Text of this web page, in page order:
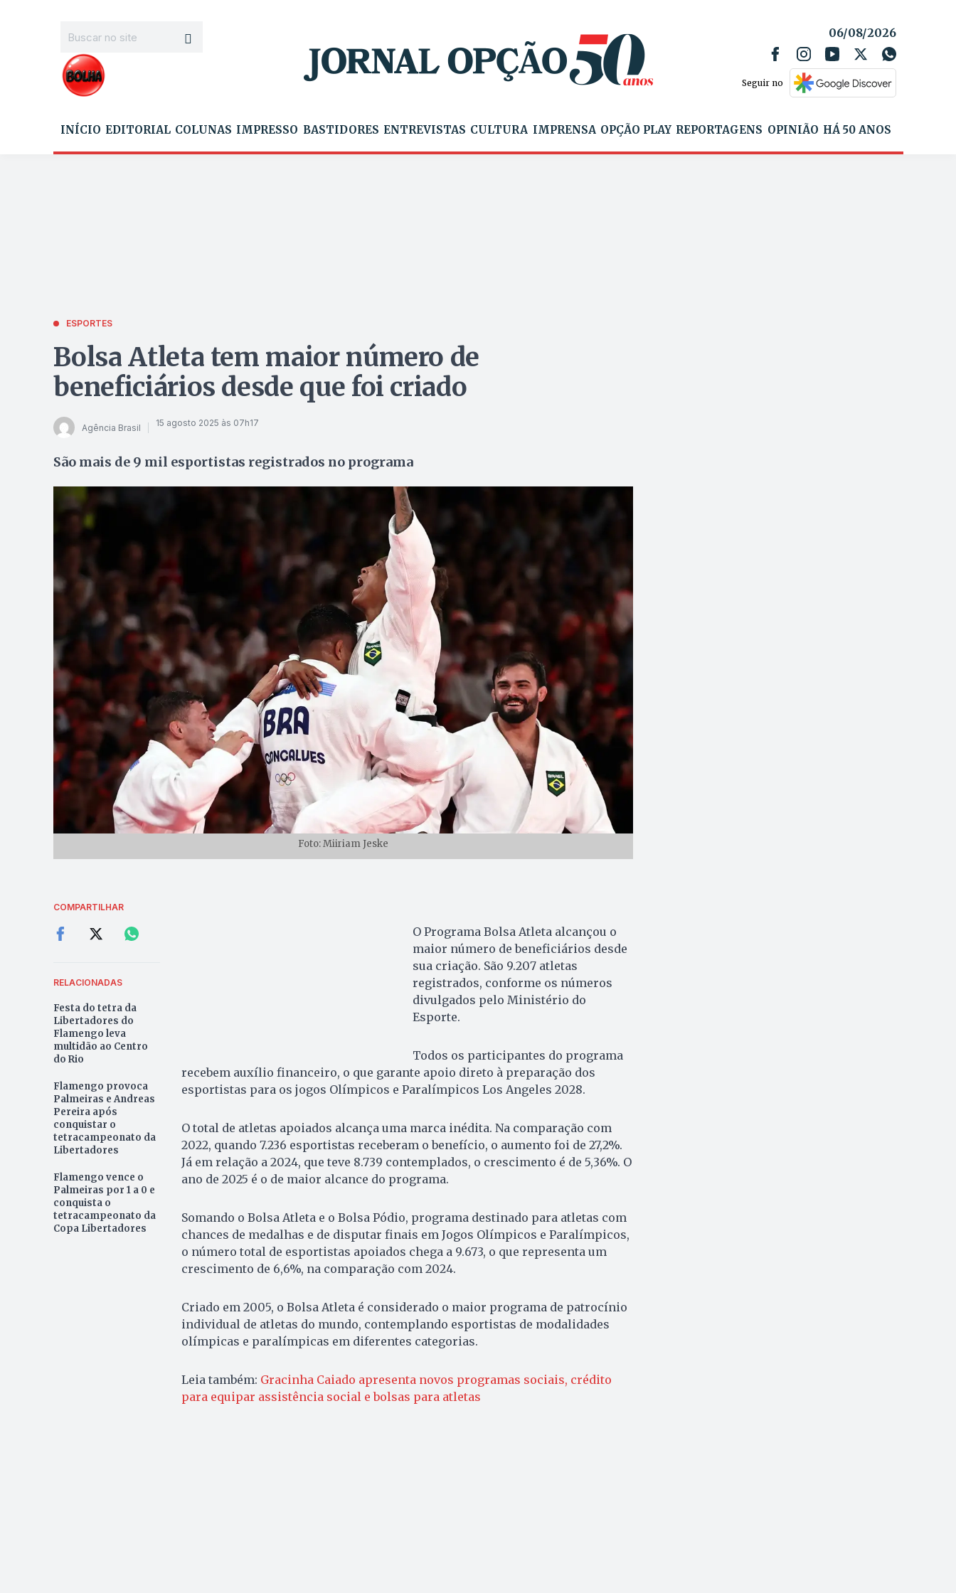
06/08/2026
Seguir no
INÍCIO EDITORIAL COLUNAS IMPRESSO BASTIDORES ENTREVISTAS CULTURA IMPRENSA OPÇÃO PLAY REPORTAGENS OPINIÃO HÁ 50 ANOS
ESPORTES
Bolsa Atleta tem maior número de
beneficiários desde que foi criado
Agência Brasil 15 agosto 2025 às 07h17
São mais de 9 mil esportistas registrados no programa
Foto: Miiriam Jeske
COMPARTILHAR
RELACIONADAS
Festa do tetra da
Libertadores do
Flamengo leva
multidão ao Centro
do Rio
Flamengo provoca
Palmeiras e Andreas
Pereira após
conquistar o
tetracampeonato da
Libertadores
Flamengo vence o
Palmeiras por 1 a 0 e
conquista o
tetracampeonato da
Copa Libertadores
O Programa Bolsa Atleta alcançou o
maior número de beneficiários desde
sua criação. São 9.207 atletas
registrados, conforme os números
divulgados pelo Ministério do
Esporte.
Todos os participantes do programa
recebem auxílio financeiro, o que garante apoio direto à preparação dos
esportistas para os jogos Olímpicos e Paralímpicos Los Angeles 2028.
O total de atletas apoiados alcança uma marca inédita. Na comparação com
2022, quando 7.236 esportistas receberam o benefício, o aumento foi de 27,2%.
Já em relação a 2024, que teve 8.739 contemplados, o crescimento é de 5,36%. O
ano de 2025 é o de maior alcance do programa.
Somando o Bolsa Atleta e o Bolsa Pódio, programa destinado para atletas com
chances de medalhas e de disputar finais em Jogos Olímpicos e Paralímpicos,
o número total de esportistas apoiados chega a 9.673, o que representa um
crescimento de 6,6%, na comparação com 2024.
Criado em 2005, o Bolsa Atleta é considerado o maior programa de patrocínio
individual de atletas do mundo, contemplando esportistas de modalidades
olímpicas e paralímpicas em diferentes categorias.
Leia também: Gracinha Caiado apresenta novos programas sociais, crédito
para equipar assistência social e bolsas para atletas